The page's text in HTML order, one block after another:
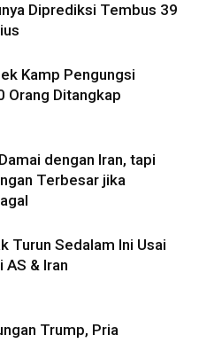
Diprediksi Tembus 39
Kamp Pengungsi
Orang Ditangkap
dengan Iran, tapi
Terbesar jika
Turun Sedalam Ini Usai
AS & Iran
Trump, Pria